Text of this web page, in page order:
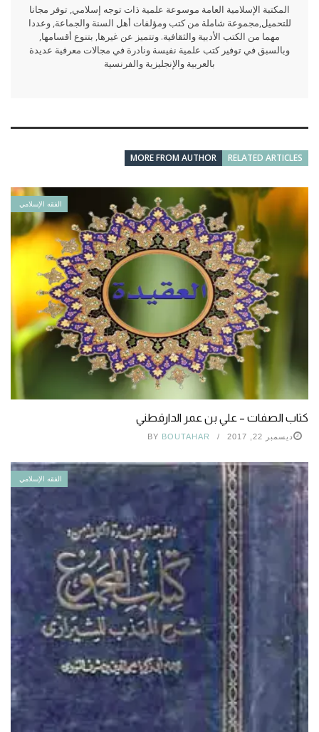
المكتبة الإسلامية العامة موسوعة علمية ذات توجه إسلامي, توفر مجانا
للتحميل,مجموعة شاملة من كتب ومؤلفات أهل السنة والجماعة, وعددا
مهما من الكتب الأدبية والثقافية. وتتميز عن غيرها, بتنوع أقسامها,
وبالسبق في توفير كتب علمية نفيسة ونادرة في مجالات معرفية عديدة
بالعربية والإنجليزية والفرنسية
RELATED ARTICLES
MORE FROM AUTHOR
الفقه الإسلامي
كتاب الصفات – علي بن عمر الدارقطني
ديسمبر 22, 2017 BY BOUTAHAR
الفقه الإسلامي